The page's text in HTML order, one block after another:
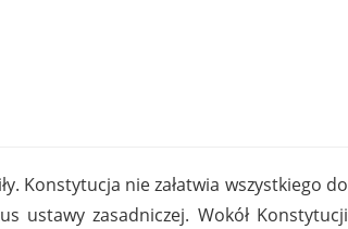
Konstytucja nie załatwia wszystkiego do
ustawy zasadniczej. Wokół Konstytucji